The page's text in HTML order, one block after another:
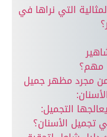
التي نراها في
مهم؟
من مجرد مظهر جميل
التجميل:
الأسنان؟